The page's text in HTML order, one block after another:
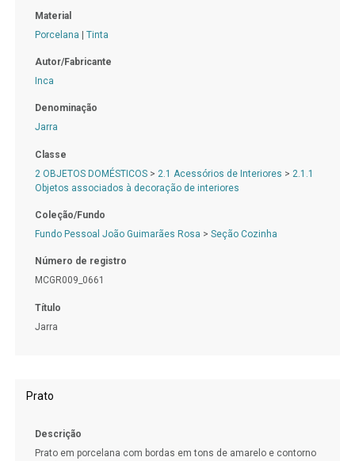
Material
Porcelana | Tinta
Autor/Fabricante
Inca
Denominação
Jarra
Classe
2 OBJETOS DOMÉSTICOS> 2.1 Acessórios de Interiores > 2.1.1
Objetos associados à decoração de interiores
Coleção/Fundo
Fundo Pessoal João Guimarães Rosa > Seção Cozinha
Número de registro
MCGR009_0661
Título
Jarra
Prato
Descrição
Prato em porcelana com bordas em tons de amarelo e contorno